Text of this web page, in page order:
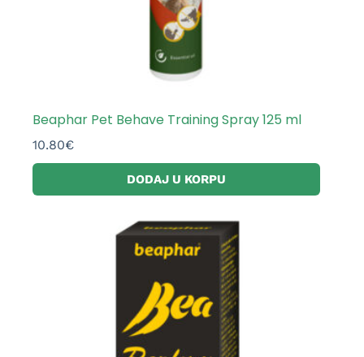
Beaphar Pet Behave Training Spray 125 ml
10.80€
DODAJ U KORPU